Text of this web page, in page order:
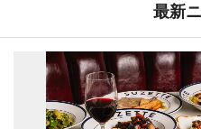
最新